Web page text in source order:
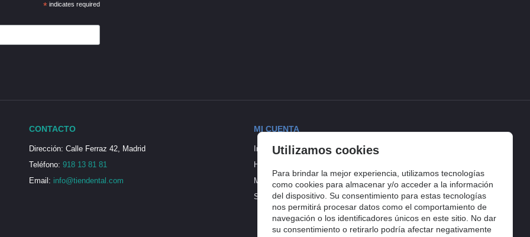
* indicates required
CONTACTO
Dirección: Calle Ferraz 42, Madrid
Teléfono: 918 13 81 81
Email: info@tiendental.com
MI CUENTA
Iniciar sesión
Historial de pedidos
Mi lista de compra
Seguimiento del pedido
Utilizamos cookies
Para brindar la mejor experiencia, utilizamos tecnologías
como cookies para almacenar y/o acceder a la información
del dispositivo. Su consentimiento para estas tecnologías
nos permitirá procesar datos como el comportamiento de
navegación o los identificadores únicos en este sitio. No dar
su consentimiento o retirarlo podría afectar negativamente